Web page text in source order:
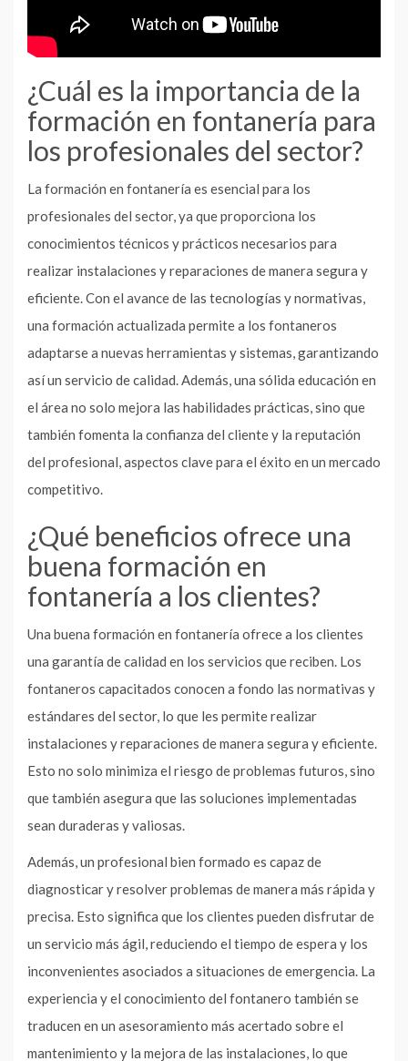
¿Cuál es la importancia de la
formación en fontanería para
los profesionales del sector?
La formación en fontanería es esencial para los
profesionales del sector, ya que proporciona los
conocimientos técnicos y prácticos necesarios para
realizar instalaciones y reparaciones de manera segura y
eficiente. Con el avance de las tecnologías y normativas,
una formación actualizada permite a los fontaneros
adaptarse a nuevas herramientas y sistemas, garantizando
así un servicio de calidad. Además, una sólida educación en
el área no solo mejora las habilidades prácticas, sino que
también fomenta la confianza del cliente y la reputación
del profesional, aspectos clave para el éxito en un mercado
competitivo.
¿Qué beneficios ofrece una
buena formación en
fontanería a los clientes?
Una buena formación en fontanería ofrece a los clientes
una garantía de calidad en los servicios que reciben. Los
fontaneros capacitados conocen a fondo las normativas y
estándares del sector, lo que les permite realizar
instalaciones y reparaciones de manera segura y eficiente.
Esto no solo minimiza el riesgo de problemas futuros, sino
que también asegura que las soluciones implementadas
sean duraderas y valiosas.
Además, un profesional bien formado es capaz de
diagnosticar y resolver problemas de manera más rápida y
precisa. Esto significa que los clientes pueden disfrutar de
un servicio más ágil, reduciendo el tiempo de espera y los
inconvenientes asociados a situaciones de emergencia. La
experiencia y el conocimiento del fontanero también se
traducen en un asesoramiento más acertado sobre el
mantenimiento y la mejora de las instalaciones, lo que